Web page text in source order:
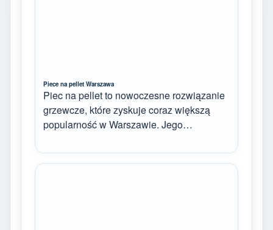
Piece na pellet Warszawa
Piec na pellet to nowoczesne rozwiązanie
grzewcze, które zyskuje coraz większą
popularność w Warszawie. Jego…